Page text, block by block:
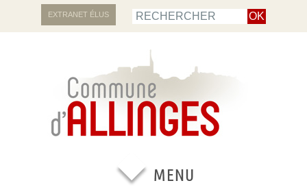
EXTRANET ÉLUS